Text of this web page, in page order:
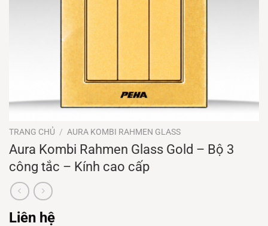
TRANG CHỦ / AURA KOMBI RAHMEN GLASS
Aura Kombi Rahmen Glass Gold – Bộ 3
công tắc – Kính cao cấp
Liên hệ